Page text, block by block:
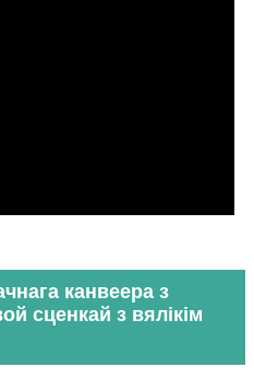
канвеера з
сценкай з вялікім